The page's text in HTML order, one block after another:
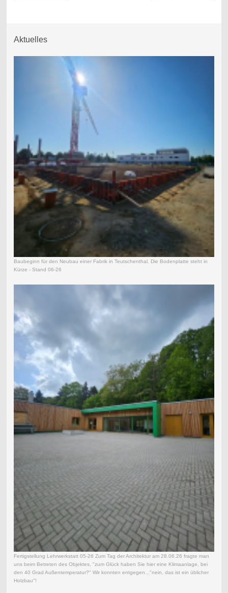
Aktuelles
Baubeginn für den Neubau einer Fabrik in Teutschenthal. Die Bodenplatte steht in
Kürze - Stand 06-26
Fertigstellung Lehrwerkstatt 05-26 Zum Tag der Architektur am 28.06.26 fragte man
uns beim Betreten des Objektes, "zum Glück haben Sie hier eine Klimaanlage, bei
den 40 Grad Außentemperatur?" Wir konnten entgegen..."nein, das ist ein üblicher
Holzbau"!